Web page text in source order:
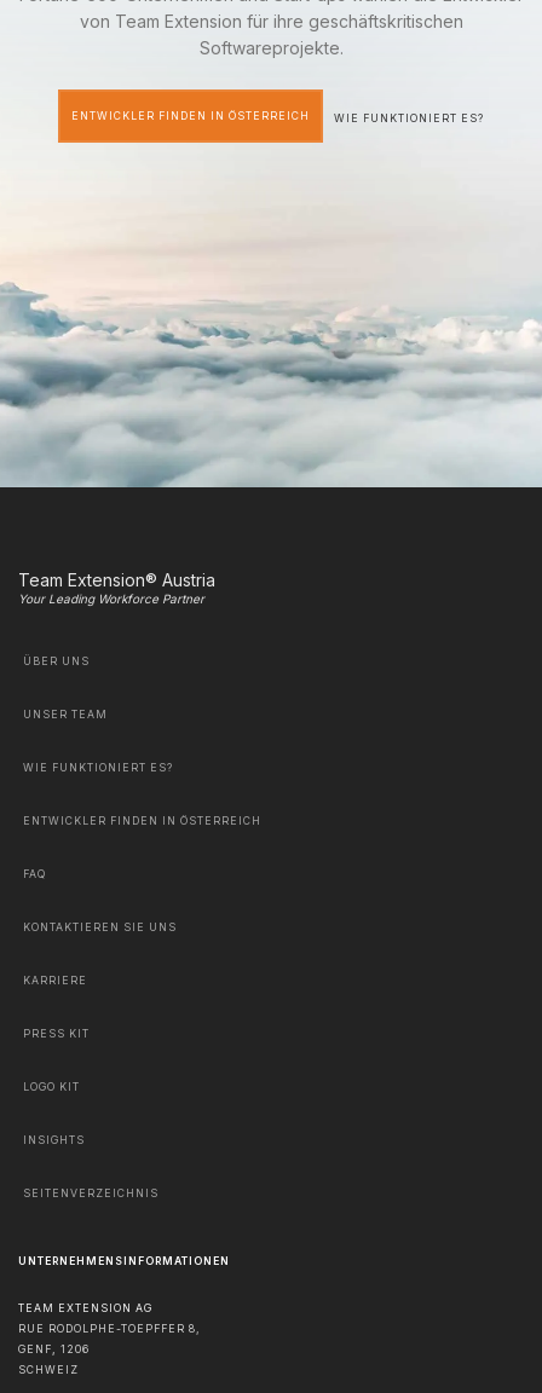
von Team Extension für ihre geschäftskritischen
Softwareprojekte.
ENTWICKLER FINDEN IN ÖSTERREICH WIE FUNKTIONIERT ES?
Team Extension® Austria
Your Leading Workforce Partner
ÜBER UNS
UNSER TEAM
WIE FUNKTIONIERT ES?
ENTWICKLER FINDEN IN ÖSTERREICH
FAQ
KONTAKTIEREN SIE UNS
KARRIERE
PRESS KIT
LOGO KIT
INSIGHTS
SEITENVERZEICHNIS
UNTERNEHMENSINFORMATIONEN
TEAM EXTENSION AG
RUE RODOLPHE-TOEPFFER 8,
GENF, 1206
SCHWEIZ